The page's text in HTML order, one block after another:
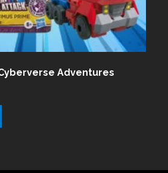
Adventures